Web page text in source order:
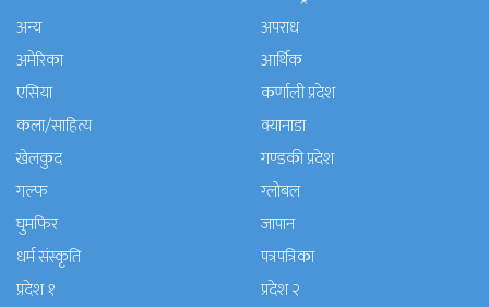
अन्य
अपराध
अमेरिका
आर्थिक
एसिया
कर्णाली प्रदेश
कला/साहित्य
क्यानाडा
खेलकुद
गण्डकी प्रदेश
गल्फ
ग्लोबल
घुमफिर
जापान
धर्म संस्कृति
पत्रपत्रिका
प्रदेश १
प्रदेश २